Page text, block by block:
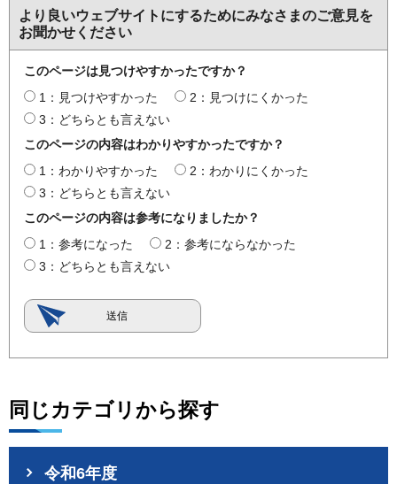
より良いウェブサイトにするためにみなさまのご意見を
お聞かせください
このページは見つけやすかったですか？
1：見つけやすかった
2：見つけにくかった
3：どちらとも言えない
このページの内容はわかりやすかったですか？
1：わかりやすかった
2：わかりにくかった
3：どちらとも言えない
このページの内容は参考になりましたか？
1：参考になった
2：参考にならなかった
3：どちらとも言えない
同じカテゴリから探す
令和6年度